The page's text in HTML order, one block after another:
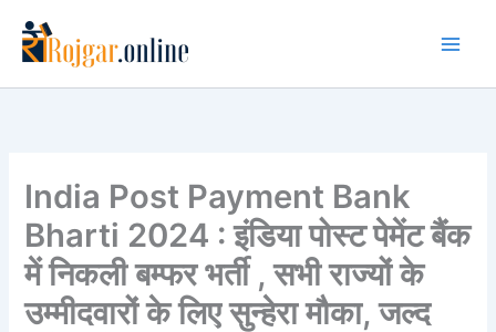
content
India Post Payment Bank
Bharti 2024 : इंडिया पोस्ट पेमेंट बैंक
में निकली बम्फर भर्ती , सभी राज्यों के
उम्मीदवारों के लिए सुन्हेरा मौका, जल्द